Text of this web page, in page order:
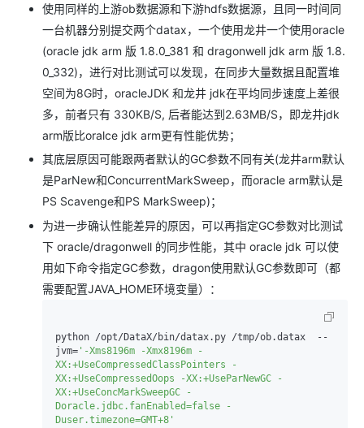
使用同样的上游ob数据源和下游hdfs数据源，且同一时间同
一台机器分别提交两个datax，一个使用龙井一个使用oracle
(oracle jdk arm 版 1.8.0_381 和 dragonwell jdk arm 版 1.8.
0_332)，进行对比测试可以发现，在同步大量数据且配置堆
空间为8G时，oracleJDK 和龙井 jdk在平均同步速度上差很
多，前者只有 330KB/S, 后者能达到2.63MB/S，即龙井jdk
arm版比oralce jdk arm更有性能优势；
其底层原因可能跟两者默认的GC参数不同有关(龙井arm默认
是ParNew和ConcurrentMarkSweep，而oracle arm默认是
PS Scavenge和PS MarkSweep)；
为进一步确认性能差异的原因，可以再指定GC参数对比测试
下 oracle/dragonwell 的同步性能，其中 oracle jdk 可以使
用如下命令指定GC参数，dragon使用默认GC参数即可（都
需要配置JAVA_HOME环境变量）：
python /opt/DataX/bin/datax.py /tmp/ob.datax  --
jvm= '-Xms8196m -Xmx8196m -
XX:+UseCompressedClassPointers -
XX:+UseCompressedOops -XX:+UseParNewGC -
XX:+UseConcMarkSweepGC -
Doracle.jdbc.fanEnabled=false -
Duser.timezone=GMT+8'